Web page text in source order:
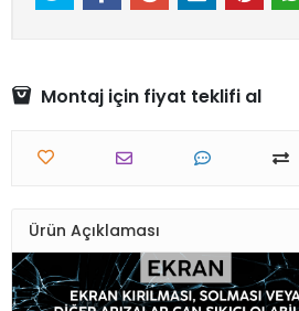
Montaj için fiyat teklifi al
Ürün Açıklaması